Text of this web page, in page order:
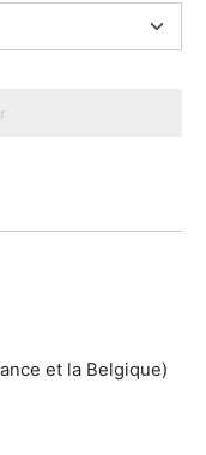
et la Belgique)